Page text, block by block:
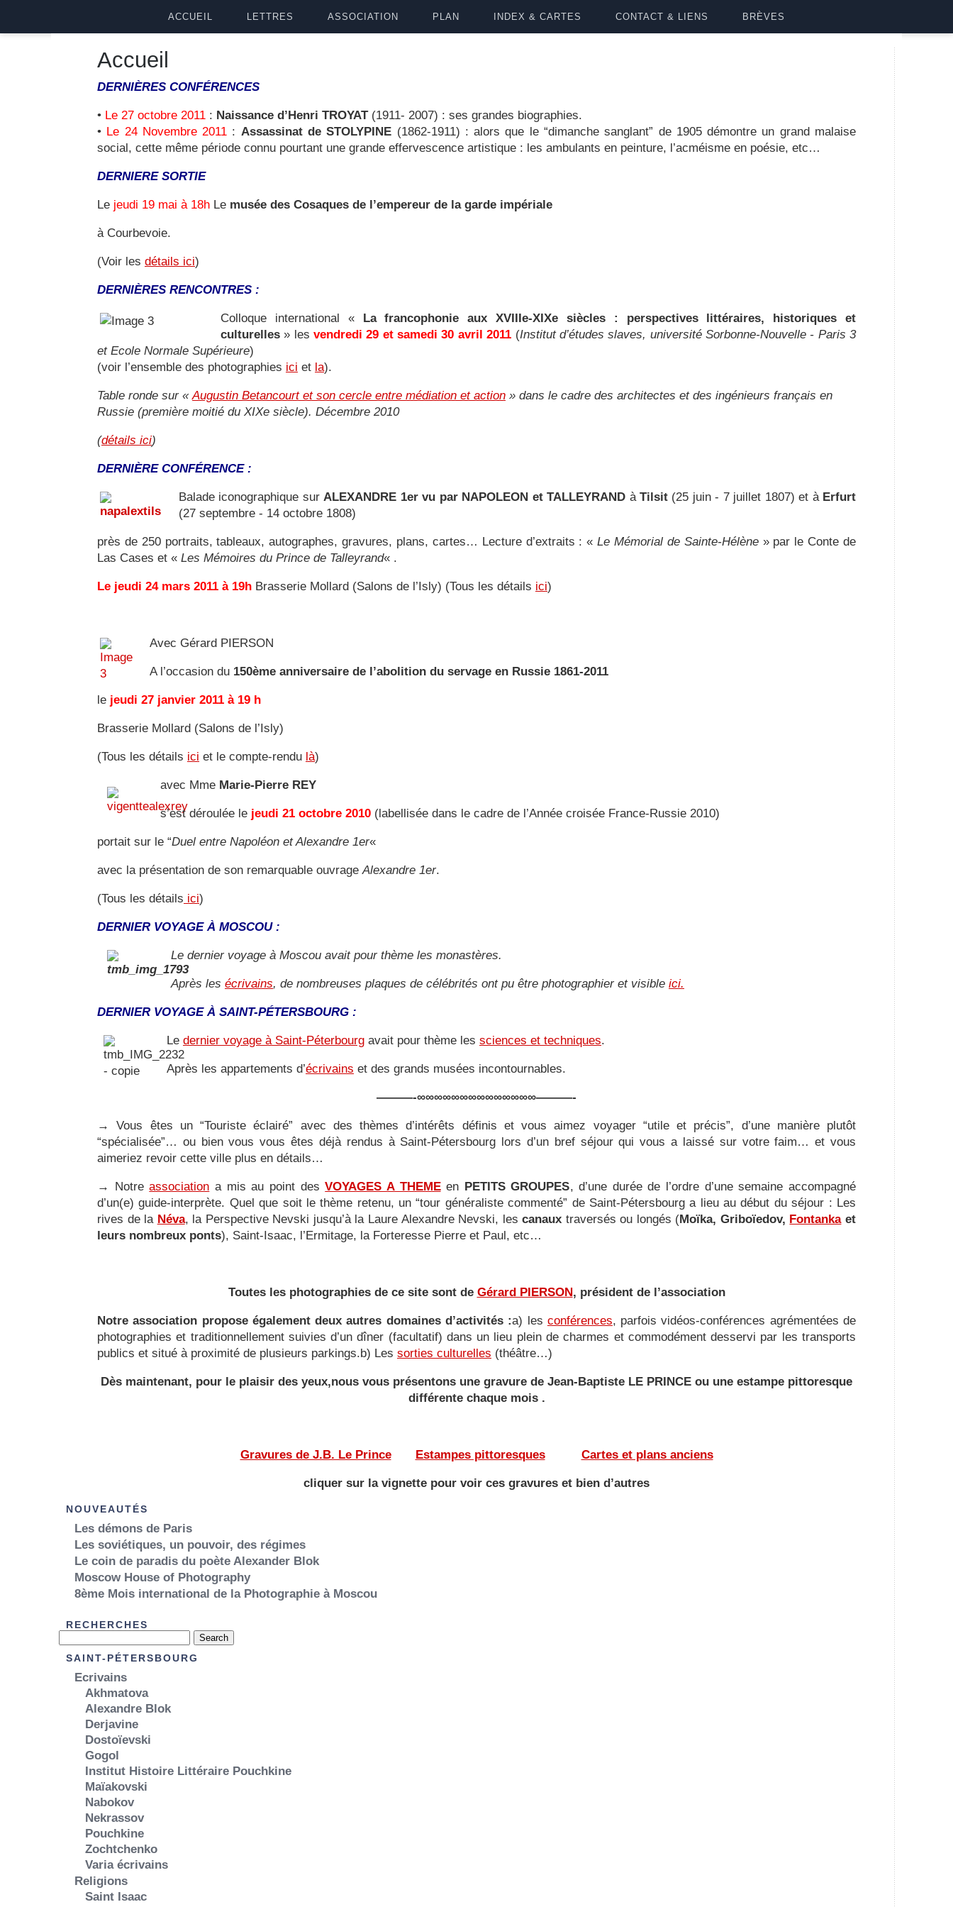
ACCUEIL LETTRES ASSOCIATION PLAN INDEX & CARTES CONTACT & LIENS BRÈVES
Accueil
DERNIÈRES CONFÉRENCES
• Le 27 octobre 2011 : Naissance d’Henri TROYAT(1911- 2007) : ses grandes biographies.
• Le 24 Novembre 2011 : Assassinat de STOLYPINE (1862-1911) : alors que le “dimanche sanglant” de 1905 démontre un grand malaise
social, cette même période connu pourtant une grande effervescence artistique : les ambulants en peinture, l’acméisme en poésie, etc…
DERNIERE SORTIE
Le jeudi 19 mai à 18h Le musée des Cosaques de l’empereur de la garde impériale
à Courbevoie.
(Voir les détails ici)
DERNIÈRES RENCONTRES :
Colloque international « La francophonie aux XVIIIe-XIXe siècles : perspectives littéraires, historiques et
culturelles » lesvendredi 29 et samedi 30 avril 2011 (Institut d’études slaves, université Sorbonne-Nouvelle - Paris 3
et Ecole Normale Supérieure)
(voir l’ensemble des photographies ici et la).
Table ronde sur «Augustin Betancourt et son cercle entre médiation et action » dans le cadre des architectes et des ingénieurs français en
Russie (première moitié du XIXe siècle). Décembre 2010
(détails ici)
DERNIÈRE CONFÉRENCE :
Balade iconographique surALEXANDRE 1er vu par NAPOLEON et TALLEYRAND à Tilsit(25 juin - 7 juillet 1807) et à Erfurt
(27 septembre - 14 octobre 1808)
près de 250 portraits, tableaux, autographes, gravures, plans, cartes… Lecture d’extraits : «Le Mémorial de Sainte-Hélène» par le Conte de
Las Cases et « Les Mémoires du Prince de Talleyrand« .
Le jeudi 24 mars 2011 à 19h Brasserie Mollard (Salons de l’Isly) (Tous les détails ici)
Avec Gérard PIERSON
A l’occasion du 150ème anniversaire de l’abolition du servage en Russie 1861-2011
le jeudi 27 janvier 2011 à 19 h
Brasserie Mollard (Salons de l’Isly)
(Tous les détails ici et le compte-rendu là)
avec Mme Marie-Pierre REY
s’est déroulée le jeudi 21 octobre 2010 (labellisée dans le cadre de l’Année croisée France-Russie 2010)
portait sur le “Duel entre Napoléon et Alexandre 1er«
avec la présentation de son remarquable ouvrageAlexandre 1er.
(Tous les détails ici)
DERNIER VOYAGE À MOSCOU :
Le dernier voyage à Moscou avait pour thème les monastères.
Après les écrivains, de nombreuses plaques de célébrités ont pu être photographier et visible ici.
DERNIER VOYAGE À SAINT-PÉTERSBOURG :
Le dernier voyage à Saint-Péterbourg avait pour thème les sciences et techniques.
Après les appartements d’écrivains et des grands musées incontournables.
———-∞∞∞∞∞∞∞∞∞∞∞∞∞∞———-
→Vous êtes un “Touriste éclairé” avec des thèmes d’intérêts définis et vous aimez voyager “utile et précis”, d’une manière plutôt
“spécialisée”… ou bien vous vous êtes déjà rendus à Saint-Pétersbourg lors d’un bref séjour qui vous a laissé sur votre faim… et vous
aimeriez revoir cette ville plus en détails…
→ Notreassociation a mis au point desVOYAGES A THEMEen PETITS GROUPES, d’une durée de l’ordre d’une semaine accompagné
d’un(e) guide-interprète. Quel que soit le thème retenu, un “tour généraliste commenté” de Saint-Pétersbourg a lieu au début du séjour : Les
rives de la Néva, la Perspective Nevski jusqu’à la Laure Alexandre Nevski, lescanaux traversés ou longés (Moïka, Griboïedov, Fontankaet
leurs nombreux ponts), Saint-Isaac, l’Ermitage, la Forteresse Pierre et Paul, etc…
Toutes les photographies de ce site sont de Gérard PIERSON, président de l’association
Notre association propose également deux autres domaines d’activités :a) les conférences, parfois vidéos-conférences agrémentées de
photographies et traditionnellement suivies d’un dîner (facultatif) dans un lieu plein de charmes et commodément desservi par les transports
publics et situé à proximité de plusieurs parkings.b) Les sorties culturelles (théâtre…)
Dès maintenant, pour le plaisir des yeux,nous vous présentons une gravure de Jean-Baptiste LE PRINCE ou une estampe pittoresque
différentechaque mois .
Gravures de J.B. Le Prince—— Estampes pittoresques——— Cartes et plans anciens
cliquer sur la vignette pour voir ces gravures et bien d’autres
NOUVEAUTÉS
Les démons de Paris
Les soviétiques, un pouvoir, des régimes
Le coin de paradis du poète Alexander Blok
Moscow House of Photography
8ème Mois international de la Photographie à Moscou
RECHERCHES
SAINT-PÉTERSBOURG
Ecrivains
Akhmatova
Alexandre Blok
Derjavine
Dostoïevski
Gogol
Institut Histoire Littéraire Pouchkine
Maïakovski
Nabokov
Nekrassov
Pouchkine
Zochtchenko
Varia écrivains
Religions
Saint Isaac